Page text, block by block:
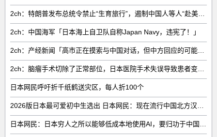
2ch：特朗普发布总统令禁止“生育旅行”，遏制中国人等人“赴美生子”
2ch：中国海军「日本海上自卫队自称Japan Navy，违宪了！」
2ch：产经新闻「高市正在摸索与中国对话，但中方回应的可能性很低」
2ch：脑瘤手术切除了正常部位，日本医院手术失误导致患者变成植物人
日本网民呼吁折千纸鹤送灾区，每人折100个
2026版日本最可爱初中生选出 日本网民：现在流行中国北方汉族脸
日本网民：日本穷人之所以能够低成本地使用AI，要归功于中国……